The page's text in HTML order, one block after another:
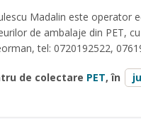
Madalin este operator
de ambalaje din PET,
tel: 0720192522,
de colectare PET, în